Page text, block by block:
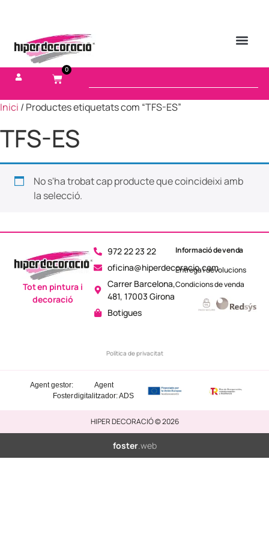
0
Inici / Productes etiquetats com “TFS-ES”
TFS-ES
No s'ha trobat cap producte que coincideixi amb
la selecció.
972 22 23 22
oficina@hiperdecoracio.com
Carrer Barcelona,
481, 17003 Girona
Botigues
Política de privacitat
Tot en pintura i
decoració
Informació de venda
Entrega i devolucions
Condicions de venda
Agent
digitalitzador: ADS
Agent gestor:
Foster
HIPER DECORACIÓ © 2026
foster.web